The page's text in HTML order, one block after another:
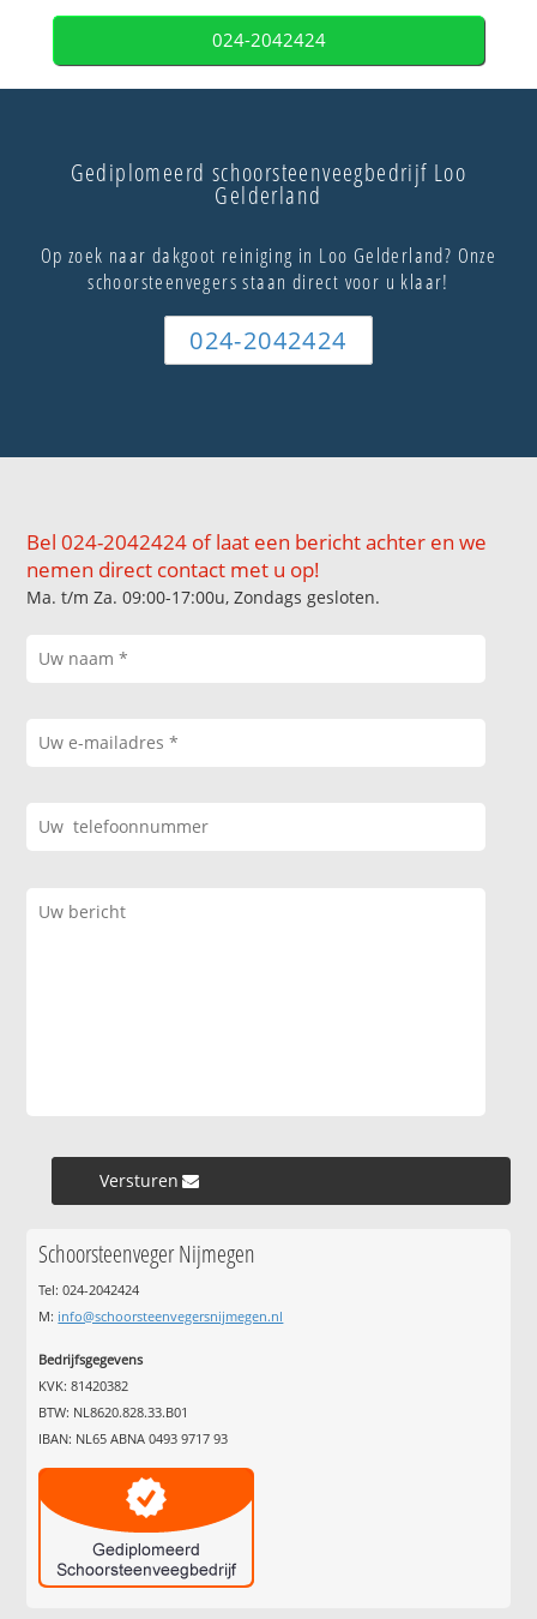
024-2042424
Gediplomeerd schoorsteenveegbedrijf Loo
Gelderland
Op zoek naar dakgoot reiniging in Loo Gelderland? Onze
schoorsteenvegers staan direct voor u klaar!
024-2042424
Bel 024-2042424 of laat een bericht achter en we
nemen direct contact met u op!
Ma. t/m Za. 09:00-17:00u, Zondags gesloten.
Versturen »
Schoorsteenveger Nijmegen
Tel: 024-2042424
M: info@schoorsteenvegersnijmegen.nl
Bedrijfsgegevens
KVK: 81420382
BTW: NL8620.828.33.B01
IBAN: NL65 ABNA 0493 9717 93